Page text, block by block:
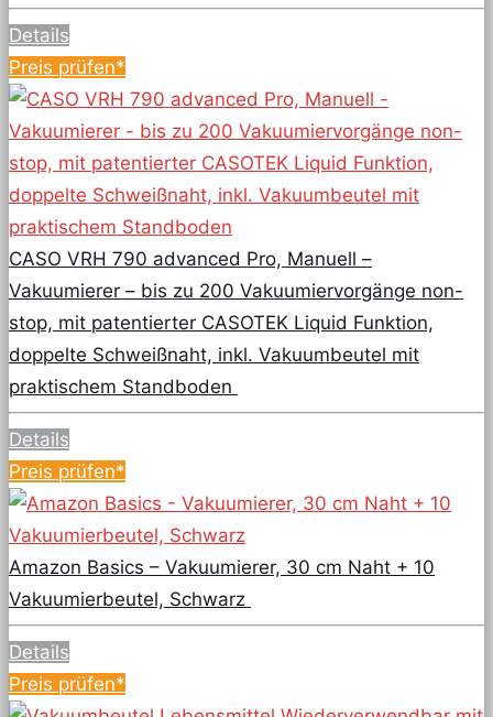
Details
Preis prüfen*
CASO VRH 790 advanced Pro, Manuell –
Vakuumierer – bis zu 200 Vakuumiervorgänge non-
stop, mit patentierter CASOTEK Liquid Funktion,
doppelte Schweißnaht, inkl. Vakuumbeutel mit
praktischem Standboden
Details
Preis prüfen*
Amazon Basics – Vakuumierer, 30 cm Naht + 10
Vakuumierbeutel, Schwarz
Details
Preis prüfen*